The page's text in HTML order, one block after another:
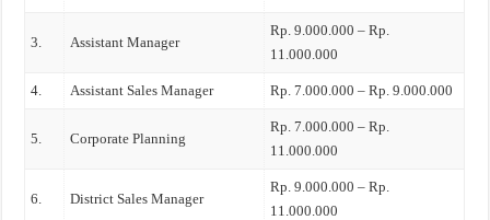
3. Assistant Manager
Rp. 9.000.000 – Rp.
11.000.000
4. Assistant Sales Manager Rp. 7.000.000 – Rp. 9.000.000
5. Corporate Planning
Rp. 7.000.000 – Rp.
11.000.000
6. District Sales Manager
Rp. 9.000.000 – Rp.
11.000.000